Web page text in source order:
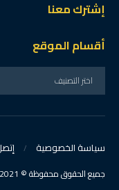
إشترك معنا
أقسام الموقع
سياسة الخصوصية
جميع الحقوق محفوظة © 2021 لـ المساء - يُدار بواسطة إدارة التحول الرقمي.